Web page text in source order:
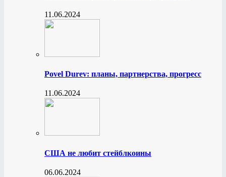
11.06.2024
Povel Durev: планы, партнерства, прогресс
11.06.2024
США не любит стейблкоины
06.06.2024